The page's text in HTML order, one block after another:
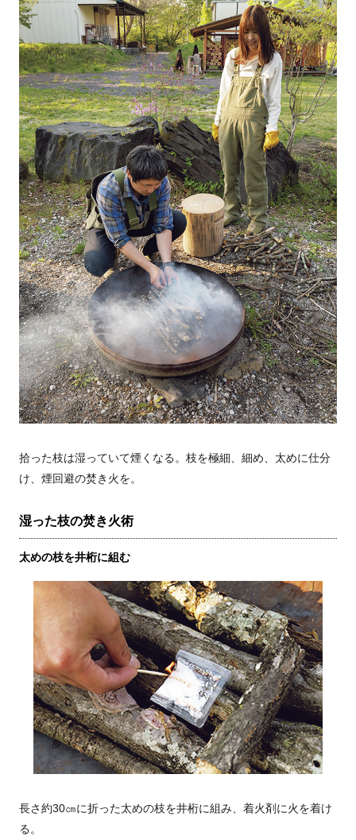
拾った枝は湿っていて煙くなる。枝を極細、細め、太めに仕分
け、煙回避の焚き火を。
湿った枝の焚き火術
太めの枝を井桁に組む
長さ約30㎝に折った太めの枝を井桁に組み、着火剤に火を着け
る。